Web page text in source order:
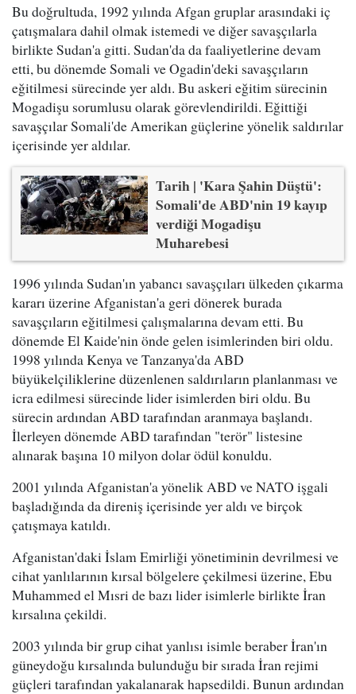
Bu doğrultuda, 1992 yılında Afgan gruplar arasındaki iç
çatışmalara dahil olmak istemedi ve diğer savaşçılarla
birlikte Sudan'a gitti. Sudan'da da faaliyetlerine devam
etti, bu dönemde Somali ve Ogadin'deki savaşçıların
eğitilmesi sürecinde yer aldı. Bu askeri eğitim sürecinin
Mogadişu sorumlusu olarak görevlendirildi. Eğittiği
savaşçılar Somali'de Amerikan güçlerine yönelik saldırılar
içerisinde yer aldılar.
Tarih | 'Kara Şahin Düştü':
Somali'de ABD'nin 19 kayıp
verdiği Mogadişu
Muharebesi
1996 yılında Sudan'ın yabancı savaşçıları ülkeden çıkarma
kararı üzerine Afganistan'a geri dönerek burada
savaşçıların eğitilmesi çalışmalarına devam etti. Bu
dönemde El Kaide'nin önde gelen isimlerinden biri oldu.
1998 yılında Kenya ve Tanzanya'da ABD
büyükelçiliklerine düzenlenen saldırıların planlanması ve
icra edilmesi sürecinde lider isimlerden biri oldu. Bu
sürecin ardından ABD tarafından aranmaya başlandı.
İlerleyen dönemde ABD tarafından "terör" listesine
alınarak başına 10 milyon dolar ödül konuldu.
2001 yılında Afganistan'a yönelik ABD ve NATO işgali
başladığında da direniş içerisinde yer aldı ve birçok
çatışmaya katıldı.
Afganistan'daki İslam Emirliği yönetiminin devrilmesi ve
cihat yanlılarının kırsal bölgelere çekilmesi üzerine, Ebu
Muhammed el Mısri de bazı lider isimlerle birlikte İran
kırsalına çekildi.
2003 yılında bir grup cihat yanlısı isimle beraber İran'ın
güneydoğu kırsalında bulunduğu bir sırada İran rejimi
güçleri tarafından yakalanarak hapsedildi. Bunun ardından